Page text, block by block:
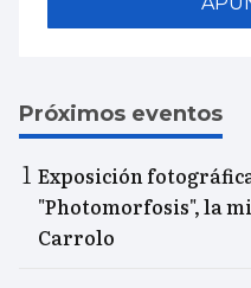
Próximos eventos
Exposición
"Photomorfosis", la
Carrolo